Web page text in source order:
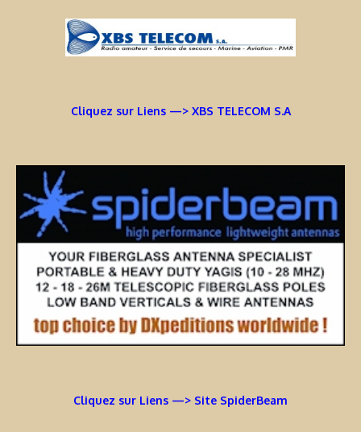
Cliquez sur Liens —> XBS TELECOM S.A
Cliquez sur Liens —> Site SpiderBeam